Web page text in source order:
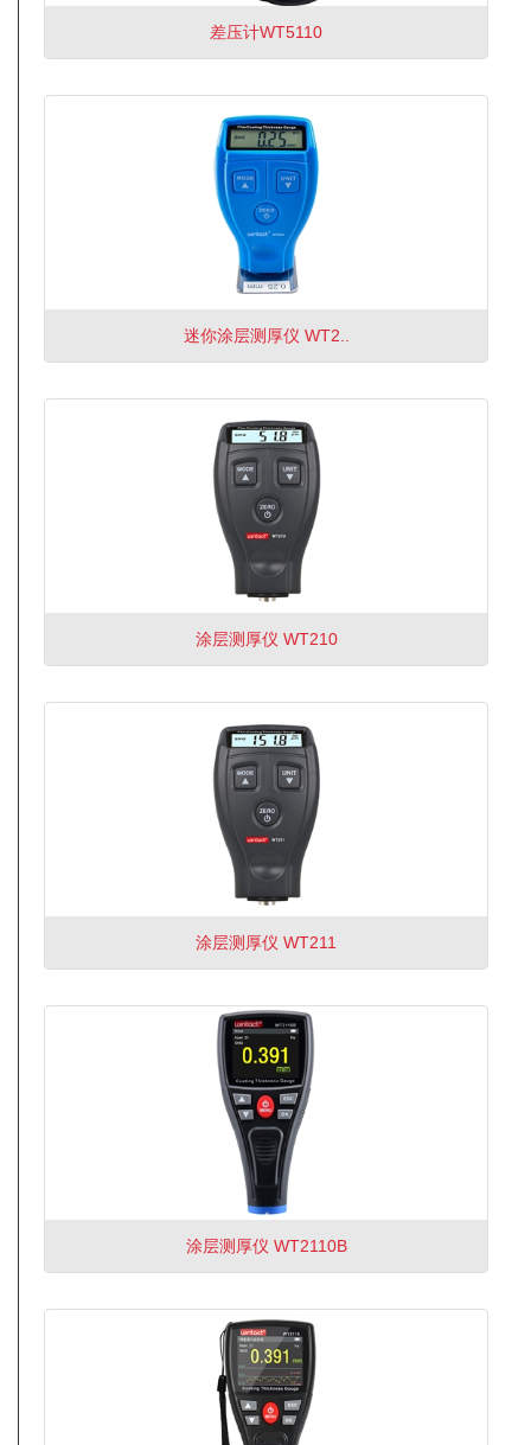
差压计WT5110
迷你涂层测厚仪 WT2..
涂层测厚仪 WT210
涂层测厚仪 WT211
涂层测厚仪 WT2110B